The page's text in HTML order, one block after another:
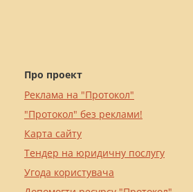
Про проект
Реклама на "Протокол"
"Протокол" без реклами!
Карта сайту
Тендер на юридичну послугу
Угода користувача